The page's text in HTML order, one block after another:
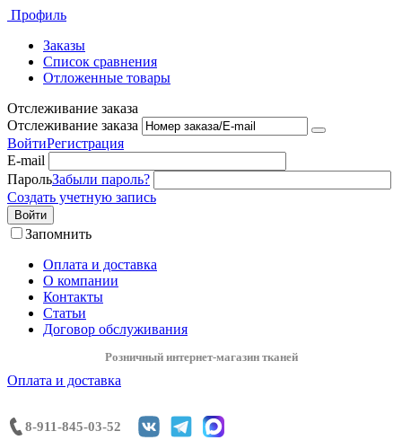
Профиль
Заказы
Список сравнения
Отложенные товары
Отслеживание заказа
Отслеживание заказа
ВойтиРегистрация
E-mail
ПарольЗабыли пароль?
Создать учетную запись
Войти
Запомнить
Оплата и доставка
О компании
Контакты
Статьи
Договор обслуживания
Розничный интернет-магазин тканей
Оплата и доставка
8-911-845-03-52